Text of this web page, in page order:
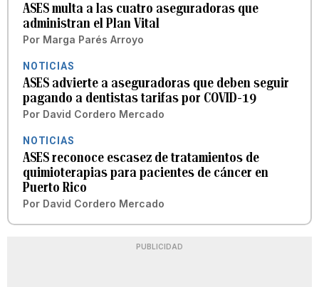
ASES multa a las cuatro aseguradoras que
administran el Plan Vital
Por Marga Parés Arroyo
NOTICIAS
ASES advierte a aseguradoras que deben seguir
pagando a dentistas tarifas por COVID-19
Por David Cordero Mercado
NOTICIAS
ASES reconoce escasez de tratamientos de
quimioterapias para pacientes de cáncer en
Puerto Rico
Por David Cordero Mercado
PUBLICIDAD